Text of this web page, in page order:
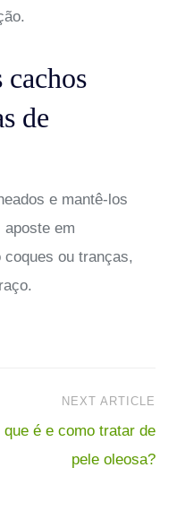
de
e mantê-los
em
coques ou tranças,
NEXT ARTICLE
que é e como tratar de
pele oleosa?